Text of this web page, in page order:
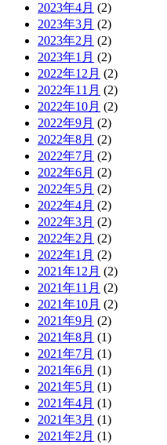
2023年4月 (2)
2023年3月 (2)
2023年2月 (2)
2023年1月 (2)
2022年12月 (2)
2022年11月 (2)
2022年10月 (2)
2022年9月 (2)
2022年8月 (2)
2022年7月 (2)
2022年6月 (2)
2022年5月 (2)
2022年4月 (2)
2022年3月 (2)
2022年2月 (2)
2022年1月 (2)
2021年12月 (2)
2021年11月 (2)
2021年10月 (2)
2021年9月 (2)
2021年8月 (1)
2021年7月 (1)
2021年6月 (1)
2021年5月 (1)
2021年4月 (1)
2021年3月 (1)
2021年2月 (1)